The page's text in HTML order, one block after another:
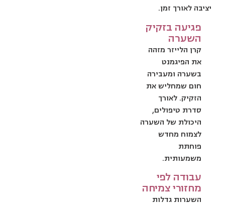
יציבה לאורך זמן.
פגיעה בזקיק
השערה
קרן הלייזר מזהה
את הפיגמנט
בשערה ומעבירה
חום שמחליש את
הזקיק. לאורך
סדרת טיפולים,
היכולת של השערה
לצמוח מחדש
פוחתת
משמעותית.
עבודה לפי
מחזורי צמיחה
השערות גדלות